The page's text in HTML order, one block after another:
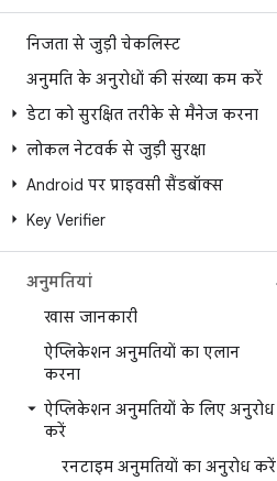
निजता से जुड़ी चेकलिस्ट
अनुमति के अनुरोधों की संख्या कम करें
डेटा को सुरक्षित तरीके से मैनेज करना
लोकल नेटवर्क से जुड़ी सुरक्षा
Android पर प्राइवसी सैंडबॉक्स
Key Verifier
अनुमतियां
खास जानकारी
ऐप्लिकेशन अनुमतियों का एलान
करना
ऐप्लिकेशन अनुमतियों के लिए अनुरोध
करें
रनटाइम अनुमतियों का अनुरोध करें